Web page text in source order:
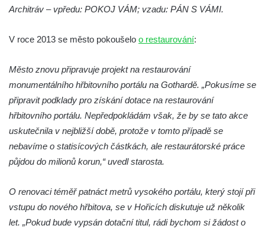
severně od Tokáně
Huberta
Obrázek svatého Jakuba na skále u cesty
východně od Srbské Kamenice
Busta Jana Amose Komenského na domě
čp. 37 v Račicích
Socha Medvídě v Tierpark Chemnitz
Sochy Ležící žena v Tierpark Chemnitz
Sochy Ptáci v Tierpark Chemnitz
Architráv – vpředu: POKOJ VÁM; vzadu: PÁN S VÁMI.
V roce 2013 se město pokoušelo o restaurování:
Město znovu připravuje projekt na restaurování
monumentálního hřbitovního portálu na Gothardě. „Pokusíme se
připravit podklady pro získání dotace na restaurování
hřbitovního portálu. Nepředpokládám však, že by se tato akce
uskutečnila v nejbližší době, protože v tomto případě se
nebavíme o statisícových částkách, ale restaurátorské práce
půjdou do milionů korun,“ uvedl starosta.
O renovaci téměř patnáct metrů vysokého portálu, který stojí při
vstupu do nového hřbitova, se v Hořicích diskutuje už několik
let. „Pokud bude vypsán dotační titul, rádi bychom si žádost o